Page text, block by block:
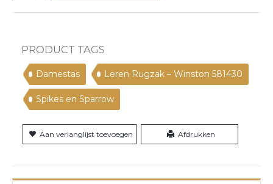
PRODUCT TAGS
Damestas Leren Rugzak – Winston 581430
Spikes en Sparrow
Aan verlanglijst toevoegen Afdrukken